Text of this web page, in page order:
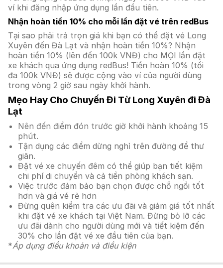
ví khi đăng nhập ứng dụng lần đầu tiên.
Nhận hoàn tiền 10% cho mỗi lần đặt vé trên redBus
Tại sao phải trả trọn giá khi bạn có thể đặt vé Long
Xuyên đến Đà Lạt và nhận hoàn tiền 10%? Nhận
hoàn tiền 10% (lên đến 100k VNĐ) cho MỌI lần đặt
xe khách qua ứng dụng redBus! Tiền hoàn 10% (tối
đa 100k VNĐ) sẽ được cộng vào ví của người dùng
trong vòng 2 giờ sau ngày khởi hành.
Mẹo Hay Cho Chuyến Đi Từ Long Xuyên đi Đà
Lạt
Nên đến điểm đón trước giờ khởi hành khoảng 15
phút.
Tận dụng các điểm dừng nghỉ trên đường để thư
giãn.
Đặt vé xe chuyến đêm có thể giúp bạn tiết kiệm
chi phí di chuyển và cả tiền phòng khách sạn.
Việc trước đảm bảo bạn chọn được chỗ ngồi tốt
hơn và giá vé rẻ hơn
Đừng quên kiểm tra các ưu đãi và giảm giá tốt nhất
khi đặt vé xe khách tại Việt Nam. Đừng bỏ lỡ các
ưu đãi dành cho người dùng mới và tiết kiệm đến
30% cho lần đặt vé xe đầu tiên của bạn.
*Áp dụng điều khoản và điều kiện